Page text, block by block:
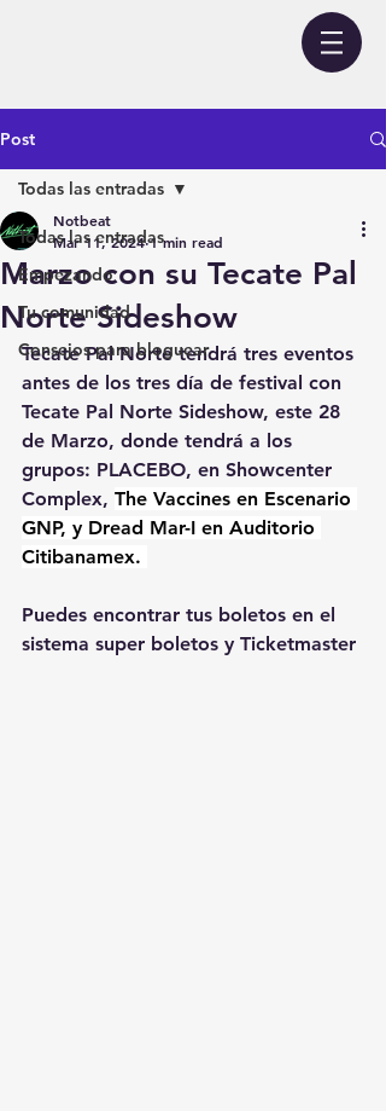
Post
Todas las entradas
Empezando
Tu comunidad
Consejos para bloguear
Todas las entradas
Marzo con su Tecate Pal
Norte Sideshow
Notbeat
Mar 11, 2024 1 min read
Tecate Pal Norte tendrá tres eventos
antes de los tres día de festival con
Tecate Pal Norte Sideshow, este 28
de Marzo, donde tendrá a los
grupos: PLACEBO, en Showcenter
Complex, The Vaccines en Escenario
GNP, y Dread Mar-I en Auditorio
Citibanamex.
Puedes encontrar tus boletos en el
sistema super boletos y Ticketmaster